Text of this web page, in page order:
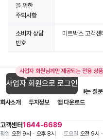
을 위한
주의사항
소비자 상담
번호
미트박스 고객
사업자 회원님께만 제공되는 전용 상
사업자 회원으로 로그인
고객센터1644-6689
평일 오전 9시 - 오후 8시 토요일 오전 9시
입점 제휴 문의
자주 묻는 질문
회사소개
투자정보 앱 다운로드